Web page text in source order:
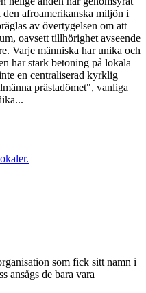
den afroamerikanska miljön i
av övertygelsen om att
oavsett tillhörighet avseende
Varje människa har unika och
har stark betoning på lokala
en centraliserad kyrklig
prästadömet", vanliga
som fick sitt namn i
ansågs de bara vara